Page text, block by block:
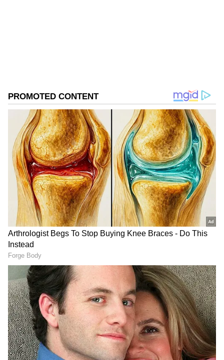
నిందితుడు తన సహచరులు అర్కామ్, సలీమ్,
మారుఫ్,అల్తామాస్‌తో కలిసి పలు సందర్భాల్లో ఆవు
మాంసాన్ని విక్రయించేందుకు వాటిని వధించినట్లు
వెల్లడించినట్లు వారు తెలిపారు. ఫిబ్రవరి 6, 7 మధ్య రాత్రి,
తన సహ నిందితులతో కలిసి హోండా సిటీ కారులో గులాబీ
బాగ్ ప్రాంతానికి వెళ్లాడు. ఆ సమయంలో అతనే స్వయంగా
DOWNLOAD APP